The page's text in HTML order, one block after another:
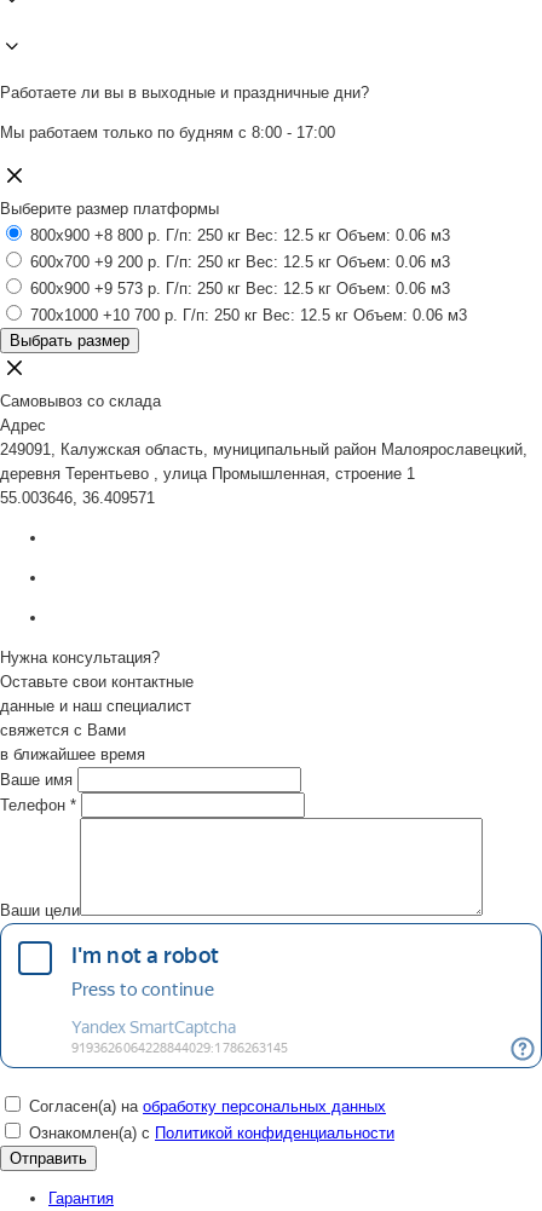
Работаете ли вы в выходные и праздничные дни?
Мы работаем только по будням с 8:00 - 17:00
Выберите размер платформы
800x900 +8 800 р. Г/п: 250 кг Вес: 12.5 кг Объем: 0.06 м3
600x700 +9 200 р. Г/п: 250 кг Вес: 12.5 кг Объем: 0.06 м3
600x900 +9 573 р. Г/п: 250 кг Вес: 12.5 кг Объем: 0.06 м3
700x1000 +10 700 р. Г/п: 250 кг Вес: 12.5 кг Объем: 0.06 м3
Выбрать размер
Самовывоз со склада
Адрес
249091, Калужская область, муниципальный район Малоярославецкий,
деревня Терентьево , улица Промышленная, строение 1
55.003646, 36.409571
Нужна консультация?
Оставьте свои контактные
данные и наш специалист
свяжется с Вами
в ближайшее время
Ваше имя
Телефон *
Ваши цели
Согласен(а) на обработку персональных данных
Ознакомлен(а) с Политикой конфиденциальности
Гарантия